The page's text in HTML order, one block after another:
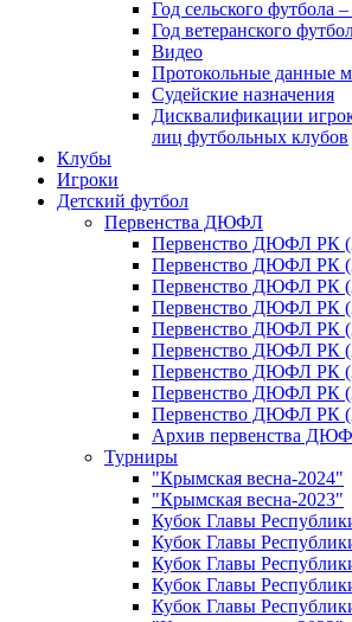
Год сельского футбола –
Год ветеранского
Видео
Протокольные данные
Судейские назначения
Дисквалификации
лиц футбольных клубов
Клубы
Игроки
Детский футбол
Первенства ДЮФЛ
Первенство ДЮФЛ РК
Первенство ДЮФЛ РК
Первенство ДЮФЛ РК
Первенство ДЮФЛ РК
Первенство ДЮФЛ РК
Первенство ДЮФЛ РК
Первенство ДЮФЛ РК
Первенство ДЮФЛ РК
Первенство ДЮФЛ РК
Архив первенства
Турниры
"Крымская весна-2024"
"Крымская весна-2023"
Кубок Главы
Кубок Главы
Кубок Главы
Кубок Главы
Кубок Главы